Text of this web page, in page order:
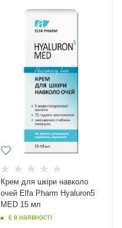
Крем для шкіри навколо
очей Elfa Pharm Hyaluron5
MED 15 мл
є в наявності